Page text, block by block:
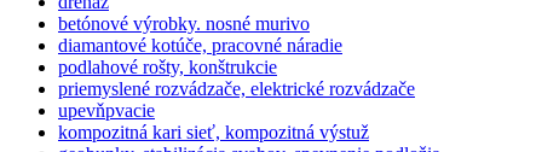
betónové výrobky. nosné murivo
diamantové kotúče, pracovné náradie
podlahové rošty, konštrukcie
priemyslené rozvádzače, elektrické rozvádzače
upevňpvacie
kompozitná kari sieť, kompozitná výstuž